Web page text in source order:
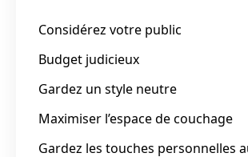
Considérez votre public
Budget judicieux
Gardez un style neutre
Maximiser l’espace de couchage
Gardez les touches personnelles